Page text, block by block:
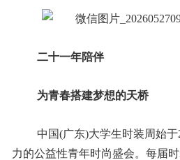
二十一年陪伴
为青春搭建梦想的天桥
中国(广东)大学生时装周始
力的公益性青年时尚盛会。每届